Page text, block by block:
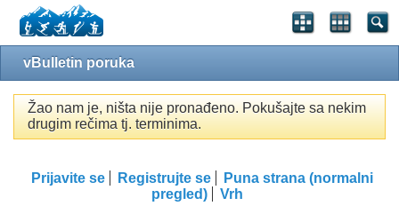
vBulletin poruka
Žao nam je, ništa nije pronađeno. Pokušajte sa nekim
drugim rečima tj. terminima.
Prijavite se Registrujte se
Puna strana (normalni
pregled)
Vrh